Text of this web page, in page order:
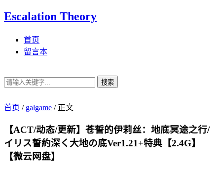
Escalation Theory
首页
留言本
搜索
首页 / galgame /正文
【ACT/动态/更新】苍誓的伊莉丝：地底冥途之行/
イリス誓約深く大地の底Ver1.21+特典【2.4G】
【微云网盘】